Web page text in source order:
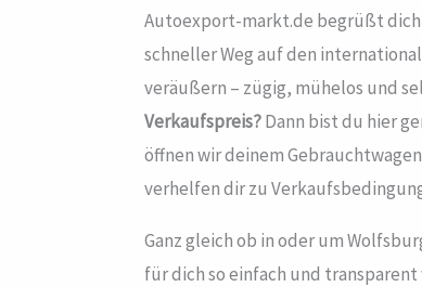
Autoexport-markt.de begrüßt dich
schneller Weg auf den
veräußern – zügig, mühelos und
Verkaufspreis?Dann bist du hier
öffnen wir deinem
verhelfen dir zu
Ganz gleich ob in oder um
für dich so einfach und